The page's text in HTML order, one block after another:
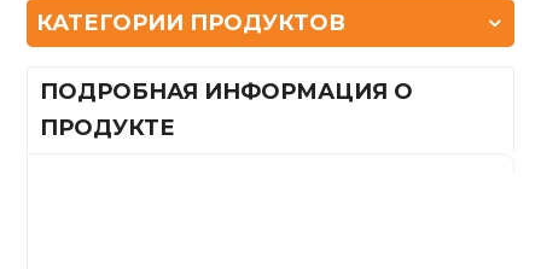
КАТЕГОРИИ ПРОДУКТОВ
ПОДРОБНАЯ ИНФОРМАЦИЯ О
ПРОДУКТЕ